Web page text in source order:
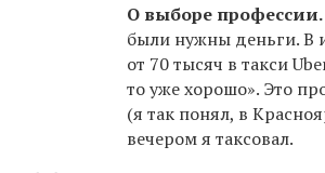
О выборе профессии.
были нужны деньги. В
от 70 тысяч в такси
то уже хорошо». Это
(я так понял, в
вечером я таксовал.